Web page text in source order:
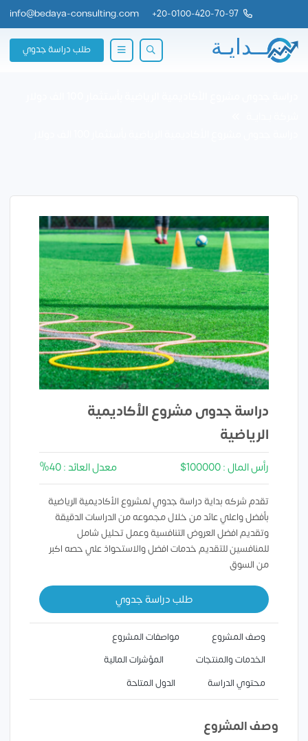
20-0100-420-70-97
+
info@bedaya-consulting.com
طلب دراسة جدوي
دراسة جدوى مشروع الأكاديمية
الرياضية
رأس المال : 100000$ معدل العائد : 40%
تقدم شركه بداية دراسة جدوي لمشروع الأكاديمية الرياضية
بأفضل واعلي عائد من خلال مجموعه من الدراسات الدقيقة
وتقديم افضل العروض التنافسية وعمل تحليل شامل
للمنافسين للتقديم خدمات افضل والاستحواذ علي حصه اكبر
من السوق
طلب دراسة جدوي
وصف المشروع
مواصفات المشروع
الخدمات والمنتجات
المؤشرات المالية
محتوي الدراسة
الدول المتاحة
وصف المشروع